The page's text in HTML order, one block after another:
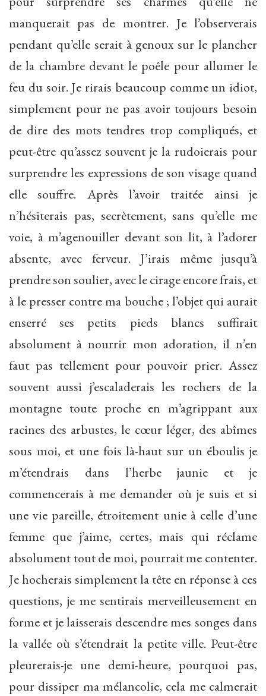
manquerait pas de montrer. Je l’observerais
pendant qu’elle serait à genoux sur le plancher
de la chambre devant le poêle pour allumer le
feu du soir. Je rirais beaucoup comme un idiot,
simplement pour ne pas avoir toujours besoin
de dire des mots tendres trop compliqués, et
peut-être qu’assez souvent je la rudoierais pour
surprendre les expressions de son visage quand
elle souffre. Après l’avoir traitée ainsi je
n’hésiterais pas, secrètement, sans qu’elle me
voie, à m’agenouiller devant son lit, à l’adorer
absente, avec ferveur. J’irais même jusqu’à
prendre son soulier, avec le cirage encore frais, et
à le presser contre ma bouche ; l’objet qui aurait
enserré ses petits pieds blancs suffirait
absolument à nourrir mon adoration, il n’en
faut pas tellement pour pouvoir prier. Assez
souvent aussi j’escaladerais les rochers de la
montagne toute proche en m’agrippant aux
racines des arbustes, le cœur léger, des abîmes
sous moi, et une fois là-haut sur un éboulis je
m’étendrais dans l’herbe jaunie et je
commencerais à me demander où je suis et si
une vie pareille, étroitement unie à celle d’une
femme que j’aime, certes, mais qui réclame
absolument tout de moi, pourrait me contenter.
Je hocherais simplement la tête en réponse à ces
questions, je me sentirais merveilleusement en
forme et je laisserais descendre mes songes dans
la vallée où s’étendrait la petite ville. Peut-être
pleurerais-je une demi-heure, pourquoi pas,
pour dissiper ma mélancolie, cela me calmerait